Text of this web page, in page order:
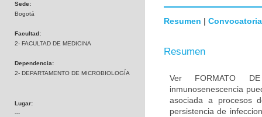
Sede:
Bogotá
Facultad:
2- FACULTAD DE MEDICINA
Dependencia:
2- DEPARTAMENTO DE MICROBIOLOGÍA
Lugar:
---
Resumen | Convocatoria
Resumen
Ver FORMATO DE
inmunosenescencia
asociada a procesos
persistencia de